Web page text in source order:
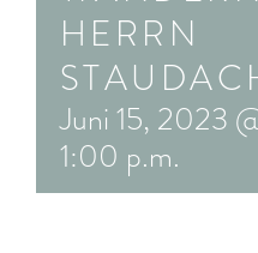
HERRN
Juni 15, 2023
1:00 p.m.